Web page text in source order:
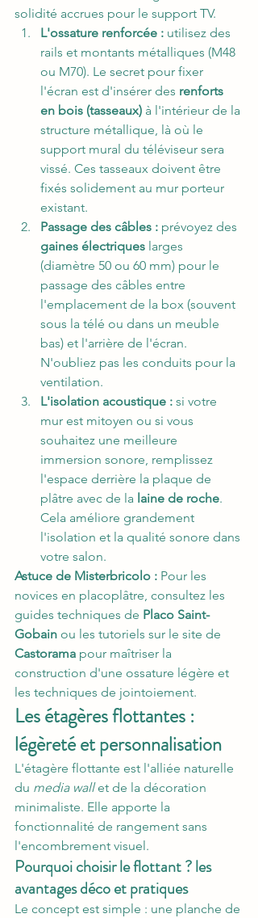
solidité accrues pour le support TV.
L'ossature renforcée : utilisez des
rails et montants métalliques (M48
ou M70). Le secret pour fixer
l'écran est d'insérer des renforts
en bois (tasseaux) à l'intérieur de la
structure métallique, là où le
support mural du téléviseur sera
vissé. Ces tasseaux doivent être
fixés solidement au mur porteur
existant.
Passage des câbles : prévoyez des
gaines électriques larges
(diamètre 50 ou 60 mm) pour le
passage des câbles entre
l'emplacement de la box (souvent
sous la télé ou dans un meuble
bas) et l'arrière de l'écran.
N'oubliez pas les conduits pour la
ventilation.
L'isolation acoustique : si votre
mur est mitoyen ou si vous
souhaitez une meilleure
immersion sonore, remplissez
l'espace derrière la plaque de
plâtre avec de la laine de roche.
Cela améliore grandement
l'isolation et la qualité sonore dans
votre salon.
Astuce de Misterbricolo : Pour les
novices en placoplâtre, consultez les
guides techniques de Placo Saint-
Gobain ou les tutoriels sur le site de
Castorama pour maîtriser la
construction d'une ossature légère et
les techniques de jointoiement.
Les étagères flottantes :
légèreté et personnalisation
L'étagère flottante est l'alliée naturelle
du media wall et de la décoration
minimaliste. Elle apporte la
fonctionnalité de rangement sans
l'encombrement visuel.
Pourquoi choisir le flottant ? les
avantages déco et pratiques
Le concept est simple : une planche de